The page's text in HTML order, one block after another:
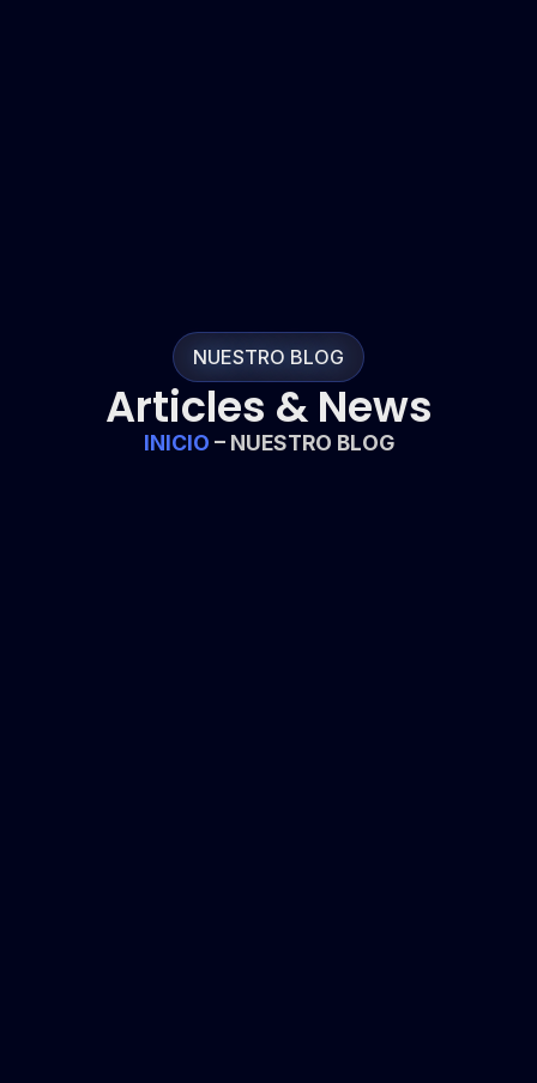
NUESTRO BLOG
Articles & News
INICIO – NUESTRO BLOG